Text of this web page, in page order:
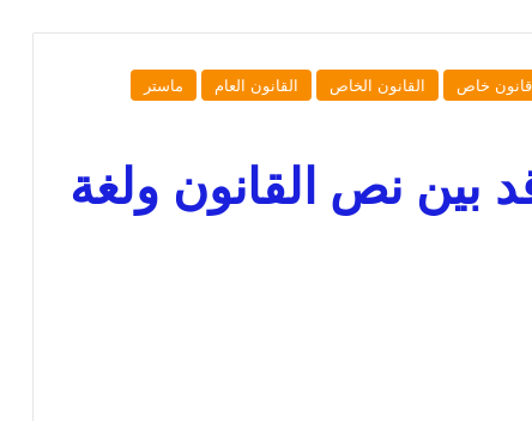
خاص القانون الخاص القانون العام
ماستر
بين نص القانون ولغة